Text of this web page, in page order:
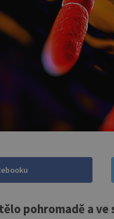
pohromadě a